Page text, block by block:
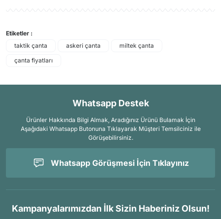
Etiketler :
taktik çanta
askeri çanta
miltek çanta
çanta fiyatları
Whatsapp Destek
Ürünler Hakkında Bilgi Almak, Aradığınız Ürünü Bulamak İçin
Aşağıdaki Whatsapp Butonuna Tıklayarak Müşteri Temsilciniz ile
Görüşebilirsiniz.
Whatsapp Görüşmesi İçin Tıklayınız
Kampanyalarımızdan İlk Sizin Haberiniz Olsun!